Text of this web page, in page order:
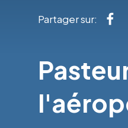
Partager sur: